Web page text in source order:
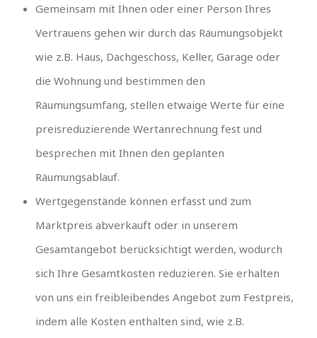
Gemeinsam mit Ihnen oder einer Person Ihres
Vertrauens gehen wir durch das Räumungsobjekt
wie z.B. Haus, Dachgeschoss, Keller, Garage oder
die Wohnung und bestimmen den
Räumungsumfang, stellen etwaige Werte für eine
preisreduzierende Wertanrechnung fest und
besprechen mit Ihnen den geplanten
Räumungsablauf.
Wertgegenstände können erfasst und zum
Marktpreis abverkauft oder in unserem
Gesamtangebot berücksichtigt werden, wodurch
sich Ihre Gesamtkosten reduzieren. Sie erhalten
von uns ein freibleibendes Angebot zum Festpreis,
indem alle Kosten enthalten sind, wie z.B.